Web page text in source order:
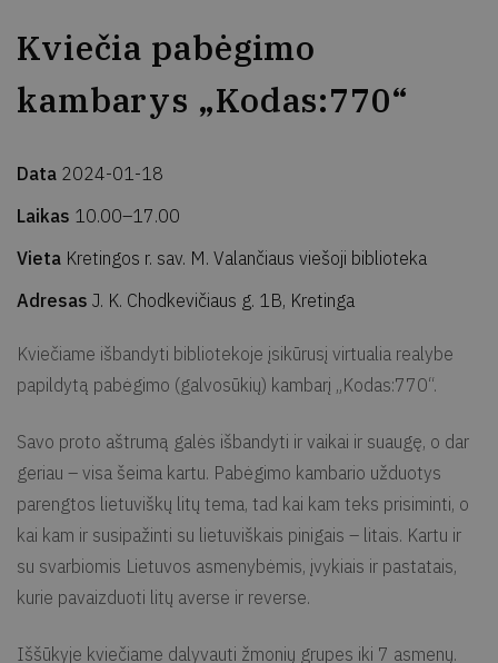
Kviečia pabėgimo
kambarys „Kodas:770“
Data 2024-01-18
Laikas 10.00–17.00
Vieta Kretingos r. sav. M. Valančiaus viešoji biblioteka
Adresas J. K. Chodkevičiaus g. 1B, Kretinga
Kviečiame išbandyti bibliotekoje įsikūrusį virtualia realybe
papildytą pabėgimo (galvosūkių) kambarį „Kodas:770“.
Savo proto aštrumą galės išbandyti ir vaikai ir suaugę, o dar
geriau – visa šeima kartu. Pabėgimo kambario užduotys
parengtos lietuviškų litų tema, tad kai kam teks prisiminti, o
kai kam ir susipažinti su lietuviškais pinigais – litais. Kartu ir
su svarbiomis Lietuvos asmenybėmis, įvykiais ir pastatais,
kurie pavaizduoti litų averse ir reverse.
Iššūkyje kviečiame dalyvauti žmonių grupes iki 7 asmenų.